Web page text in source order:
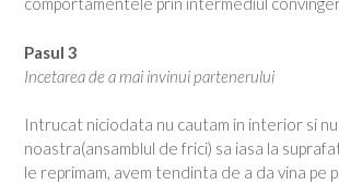
Pasul 3
Incetarea de a mai invinui partenerului
Intrucat niciodata nu cautam in interior si nu
noastra(ansamblul de frici) sa iasa la
le reprimam, avem tendinta de a da vina pe